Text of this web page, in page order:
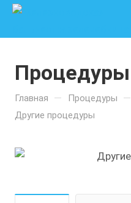
Процедуры
Главная — Процедуры —
Другие процедуры